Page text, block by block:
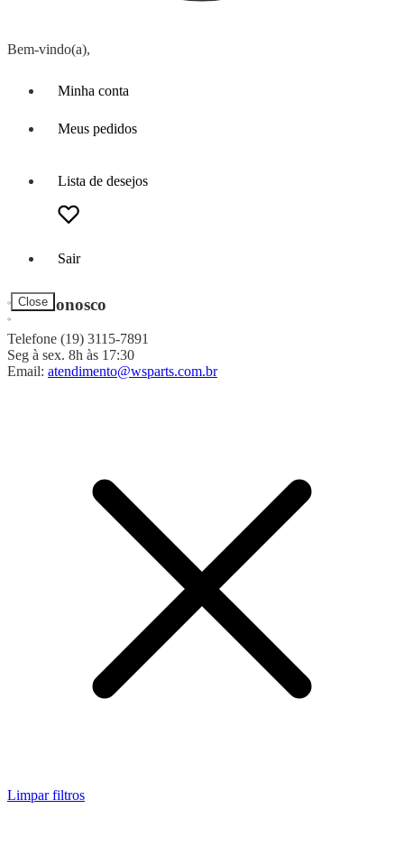
Bem-vindo(a),
Minha conta
Meus pedidos
Lista de desejos
Sair
Close
Fale Conosco
Telefone (19) 3115-7891
Seg à sex. 8h às 17:30
Email: atendimento@wsparts.com.br
Limpar filtros